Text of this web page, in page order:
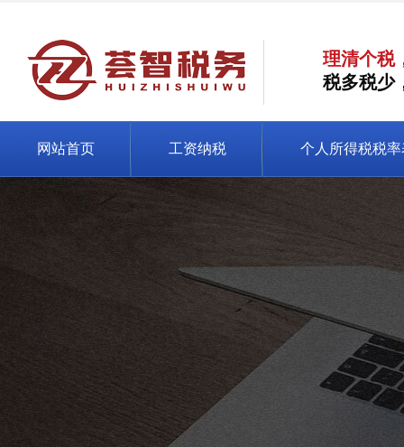
理清个税
税多税少
网站首页 工资纳税 个人所得税税率